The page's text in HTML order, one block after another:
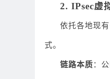
2. IPsec虚
依托各地现
式。
链路本质 ：